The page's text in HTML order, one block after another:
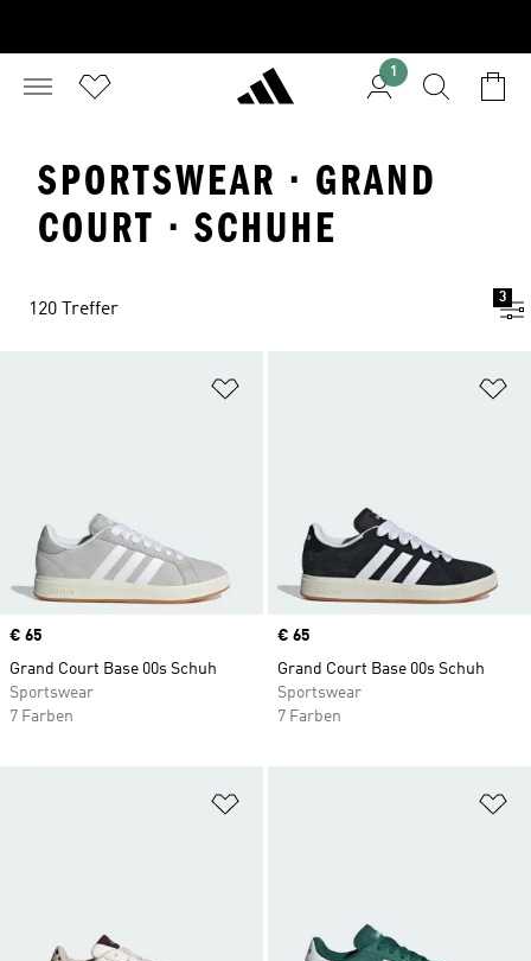
1
SPORTSWEAR · GRAND
COURT · SCHUHE
120 Treffer
3
Price
€ 65
Grand Court Base 00s Schuh
Sportswear
7 Farben
Price
€ 65
Grand Court Base 00s Schuh
Sportswear
7 Farben